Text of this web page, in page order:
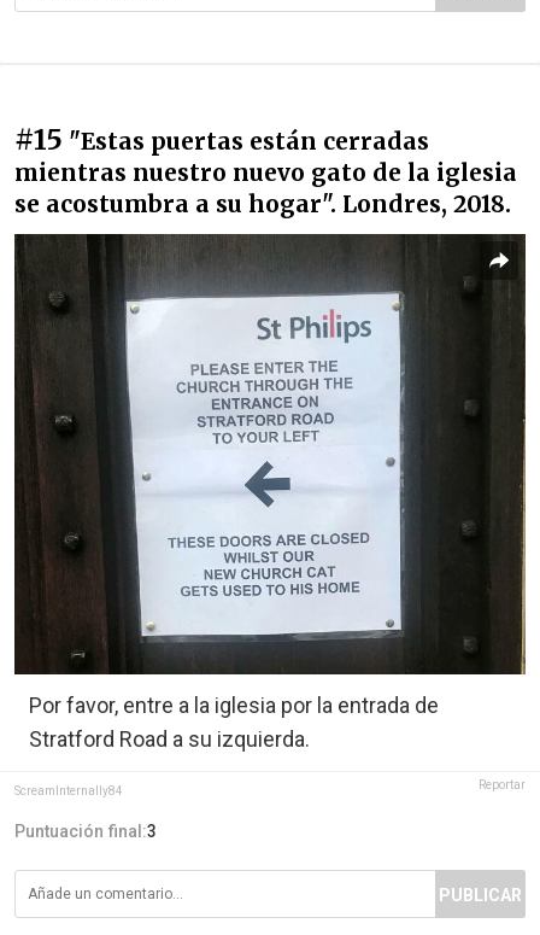
#15 "Estas puertas están cerradas
mientras nuestro nuevo gato de la iglesia
se acostumbra a su hogar". Londres, 2018.
Por favor, entre a la iglesia por la entrada de
Stratford Road a su izquierda.
ScreamInternally84 Reportar
Puntuación final:3
PUBLICAR